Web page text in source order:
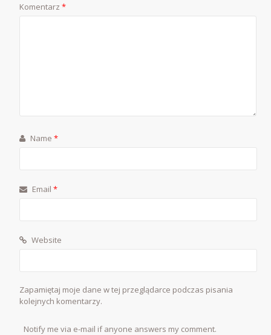
Komentarz*
Name*
Email*
Website
Zapamiętaj moje dane w tej przeglądarce podczas pisania
kolejnych komentarzy.
Notify me via e-mail if anyone answers my comment.